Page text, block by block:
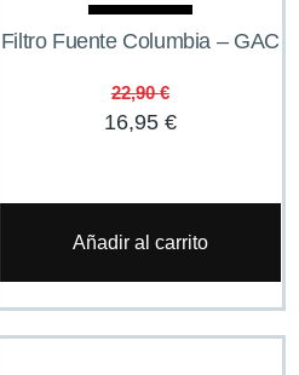
Filtro Fuente Columbia – GAC
22,90€
16,95 €
Añadir al carrito